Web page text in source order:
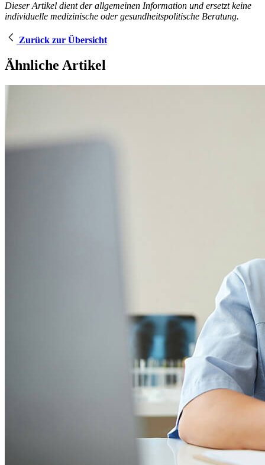
Dieser Artikel dient der allgemeinen Information und ersetzt keine
individuelle medizinische oder gesundheitspolitische Beratung.
Zurück zur Übersicht
Ähnliche Artikel